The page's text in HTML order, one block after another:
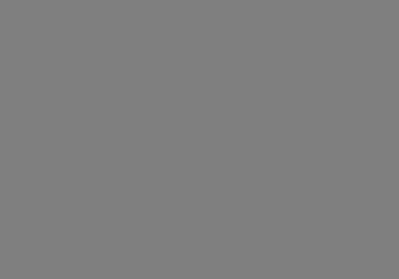
le Domaine Martin signe ici
de Dieu, entre tradition et
sa générosité et sa structure, reflet
accompagné de Syrah et de